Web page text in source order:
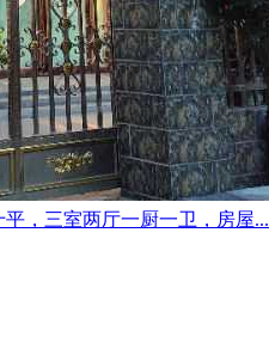
，三室两厅一厨一卫，房屋...